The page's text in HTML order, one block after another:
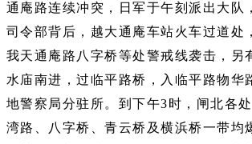
通庵路连续冲突，日军于午刻派出大队
司令部背后，越大通庵车站火车过道处
我天通庵路八字桥等处警戒线袭击，另
水庙南进，过临平路桥，入临平路物华
地警察局分驻所。到下午3时，闸北各
湾路、八字桥、青云桥及横浜桥一带均